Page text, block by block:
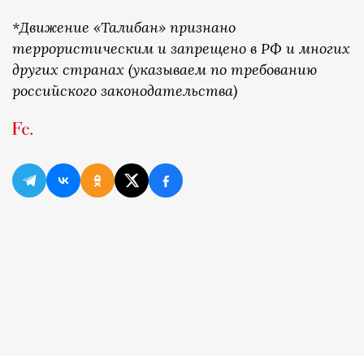
*Движение «Талибан» признано
террористическим и запрещено в РФ и многих
других странах (указываем по требованию
российского законодательства)